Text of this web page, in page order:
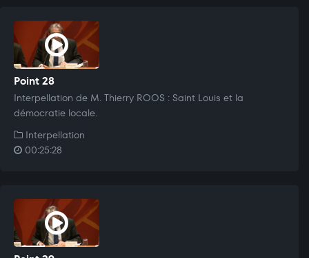
Point 28
Interpellation de M. Thierry ROOS : Saint Louis et la
démocratie locale.
Interpellation
00:25:28